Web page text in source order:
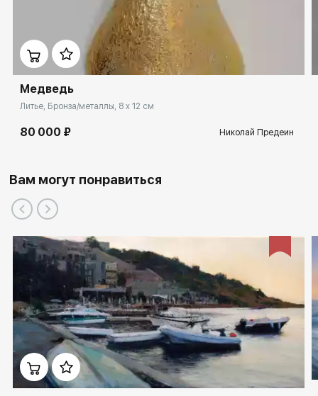
Медведь
Литье, Бронза/металлы, 8 x 12 см
80 000 ₽ Николай Предеин
Вам могут понравиться